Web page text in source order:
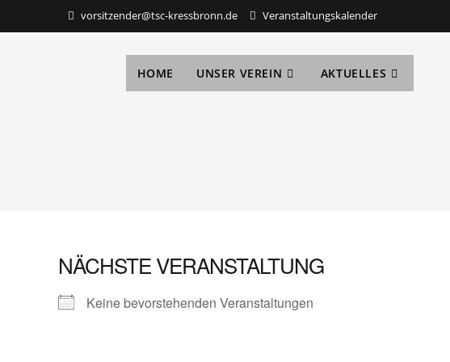
vorsitzender@tsc-kressbronn.de Veranstaltungskalender
HOME UNSER VEREIN AKTUELLES
NÄCHSTE VERANSTALTUNG
Keine bevorstehenden Veranstaltungen